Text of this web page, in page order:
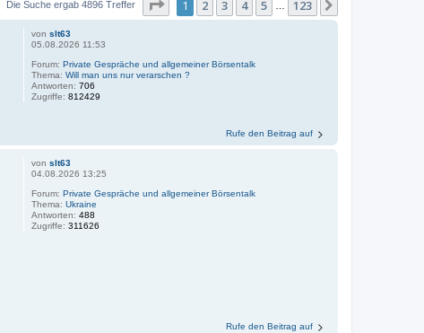
Die Suche ergab 4896 Treffer Seite 1von 123
1 2 3 4 5 123
vonslt63
05.08.2026 11:53
Forum:Private Gespräche und allgemeiner Börsentalk
Thema:Will man uns nur verarschen ?
Antworten:706
Zugriffe:812429
Rufe den Beitrag auf
vonslt63
04.08.2026 13:25
Forum:Private Gespräche und allgemeiner Börsentalk
Thema:Ukraine
Antworten:488
Zugriffe:311626
Rufe den Beitrag auf